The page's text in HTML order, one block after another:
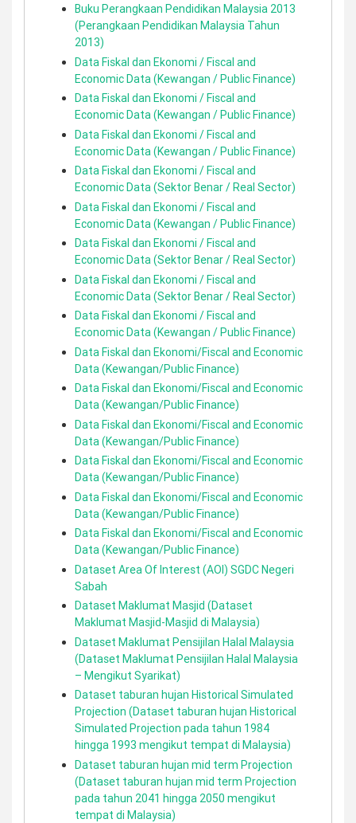
Buku Perangkaan Pendidikan Malaysia 2013
(Perangkaan Pendidikan Malaysia Tahun
2013)
Data Fiskal dan Ekonomi / Fiscal and
Economic Data (Kewangan / Public Finance)
Data Fiskal dan Ekonomi / Fiscal and
Economic Data (Kewangan / Public Finance)
Data Fiskal dan Ekonomi / Fiscal and
Economic Data (Kewangan / Public Finance)
Data Fiskal dan Ekonomi / Fiscal and
Economic Data (Sektor Benar / Real Sector)
Data Fiskal dan Ekonomi / Fiscal and
Economic Data (Kewangan / Public Finance)
Data Fiskal dan Ekonomi / Fiscal and
Economic Data (Sektor Benar / Real Sector)
Data Fiskal dan Ekonomi / Fiscal and
Economic Data (Sektor Benar / Real Sector)
Data Fiskal dan Ekonomi / Fiscal and
Economic Data (Kewangan / Public Finance)
Data Fiskal dan Ekonomi/Fiscal and Economic
Data (Kewangan/Public Finance)
Data Fiskal dan Ekonomi/Fiscal and Economic
Data (Kewangan/Public Finance)
Data Fiskal dan Ekonomi/Fiscal and Economic
Data (Kewangan/Public Finance)
Data Fiskal dan Ekonomi/Fiscal and Economic
Data (Kewangan/Public Finance)
Data Fiskal dan Ekonomi/Fiscal and Economic
Data (Kewangan/Public Finance)
Data Fiskal dan Ekonomi/Fiscal and Economic
Data (Kewangan/Public Finance)
Dataset Area Of Interest (AOI) SGDC Negeri
Sabah
Dataset Maklumat Masjid (Dataset
Maklumat Masjid-Masjid di Malaysia)
Dataset Maklumat Pensijilan Halal Malaysia
(Dataset Maklumat Pensijilan Halal Malaysia
– Mengikut Syarikat)
Dataset taburan hujan Historical Simulated
Projection (Dataset taburan hujan Historical
Simulated Projection pada tahun 1984
hingga 1993 mengikut tempat di Malaysia)
Dataset taburan hujan mid term Projection
(Dataset taburan hujan mid term Projection
pada tahun 2041 hingga 2050 mengikut
tempat di Malaysia)